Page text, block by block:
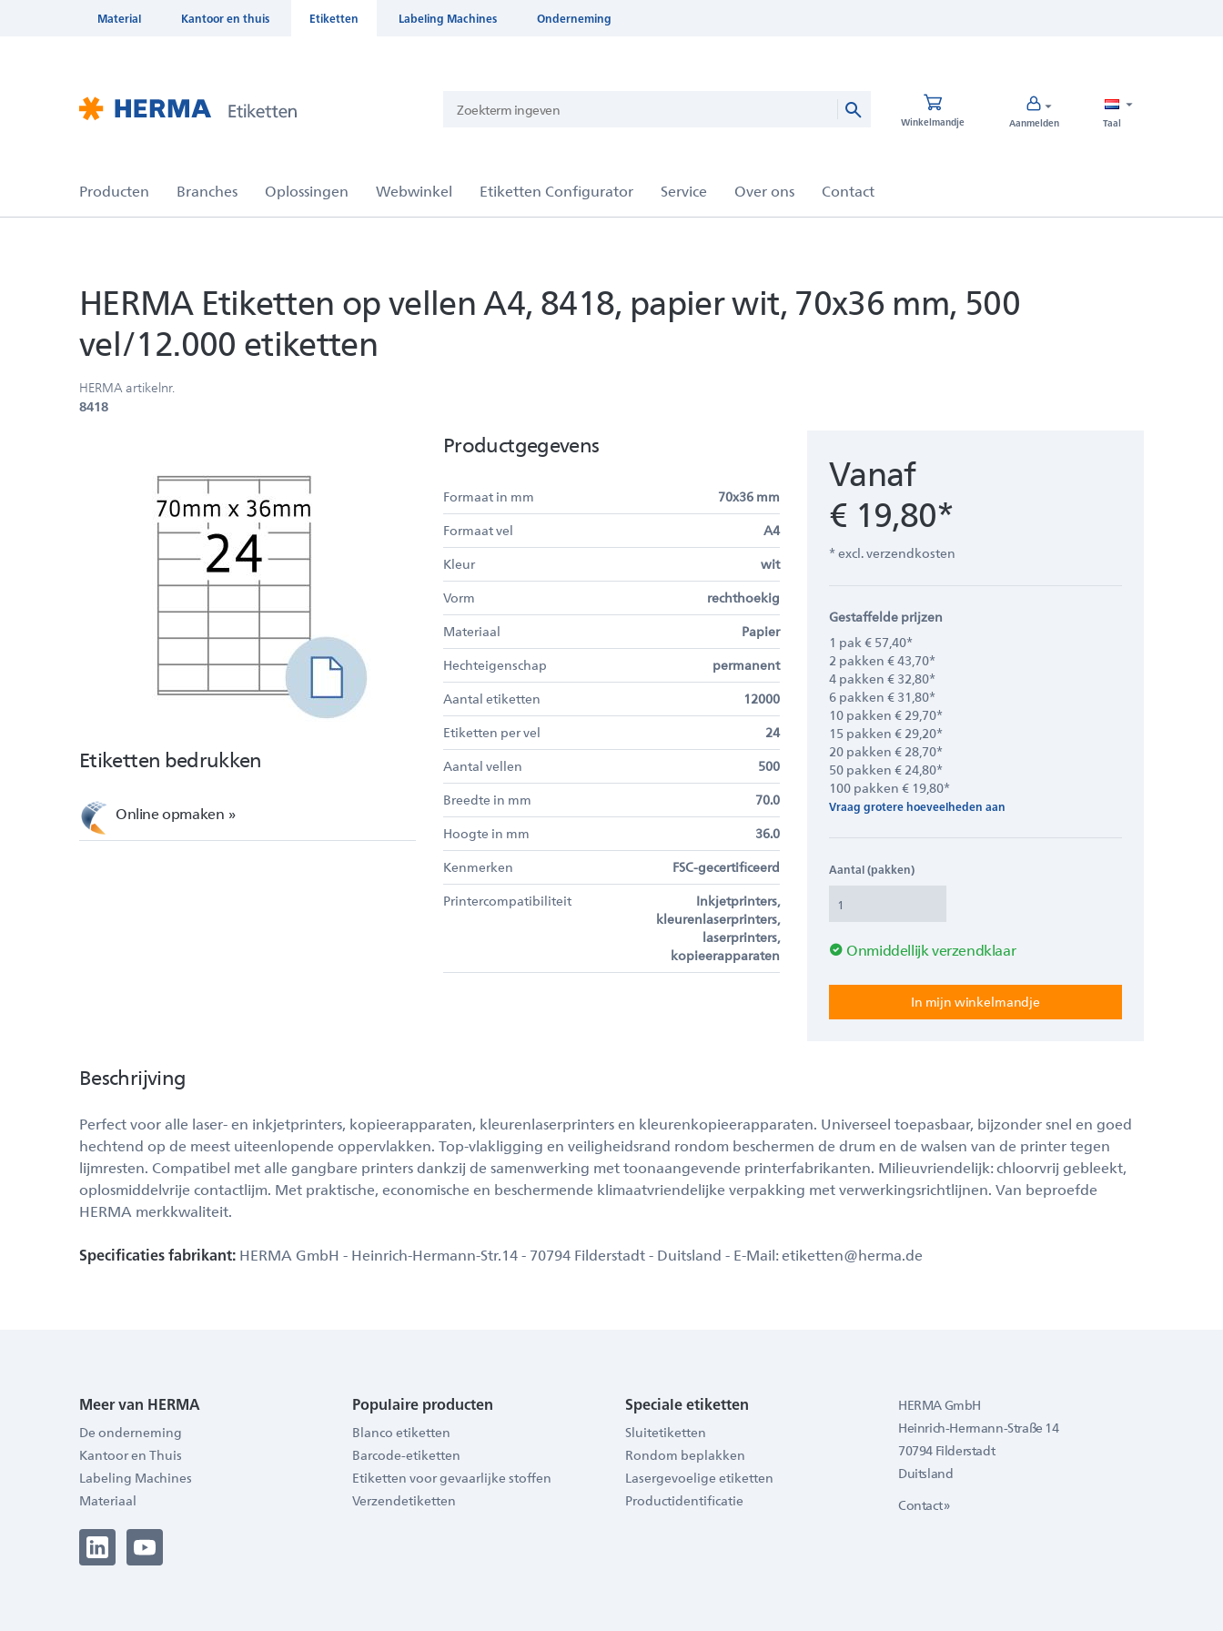
Material Kantoor en thuis Etiketten Labeling Machines Onderneming
Winkelmandje Aanmelden Taal
HERMA Etiketten op vellen A4, 8418, papier wit, 70x36 mm, 500
vel/12.000 etiketten
HERMA artikelnr.
8418
Etiketten bedrukken
Online opmaken
Productgegevens
Formaat in mm
70x36 mm
Formaat vel
A4
Kleur
wit
Vorm
rechthoekig
Materiaal
Papier
Hechteigenschap
permanent
Aantal etiketten
12000
Etiketten per vel
24
Aantal vellen
500
Breedte in mm
70.0
Hoogte in mm
36.0
Kenmerken
FSC-gecertificeerd
Printercompatibiliteit
Inkjetprinters,
kleurenlaserprinters,
laserprinters,
kopieerapparaten
Vanaf
€ 19,80*
* excl. verzendkosten
Gestaffelde prijzen
1 pak € 57,40*
2 pakken € 43,70*
4 pakken € 32,80*
6 pakken € 31,80*
10 pakken € 29,70*
15 pakken € 29,20*
20 pakken € 28,70*
50 pakken € 24,80*
100 pakken € 19,80*
Vraag grotere hoeveelheden aan
Aantal (pakken)
Onmiddellijk verzendklaar
Beschrijving
Perfect voor alle laser- en inkjetprinters, kopieerapparaten, kleurenlaserprinters en kleurenkopieerapparaten. Universeel toepasbaar, bijzonder snel en goed
hechtend op de meest uiteenlopende oppervlakken. Top-vlakligging en veiligheidsrand rondom beschermen de drum en de walsen van de printer tegen
lijmresten. Compatibel met alle gangbare printers dankzij de samenwerking met toonaangevende printerfabrikanten. Milieuvriendelijk: chloorvrij gebleekt,
oplosmiddelvrije contactlijm. Met praktische, economische en beschermende klimaatvriendelijke verpakking met verwerkingsrichtlijnen. Van beproefde
HERMA merkkwaliteit.
Specificaties fabrikant: HERMA GmbH - Heinrich-Hermann-Str.14 - 70794 Filderstadt - Duitsland - E-Mail: etiketten@herma.de
Meer van HERMA
De onderneming
Kantoor en Thuis
Labeling Machines
Materiaal
Populaire producten
Blanco etiketten
Barcode-etiketten
Etiketten voor gevaarlijke stoffen
Verzendetiketten
Speciale etiketten
Sluitetiketten
Rondom beplakken
Lasergevoelige etiketten
Productidentificatie
HERMA GmbH
Heinrich-Hermann-Straße 14
70794 Filderstadt
Duitsland
Contact »